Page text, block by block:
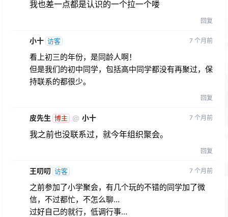
我也差一点都是认识的一个拉一个喽
回复
小十 访客 7 个月前
看上初三的年份，是同龄人啊！
但是我们的初中同学，包括高中同学都没有再聚过，保
持联系的都很少。
回复
皮先生 博主 @ 小十 7 个月前
我之前也没联系过，就今年组织聚会。
回复
王叨叨 访客 7 个月前
之前参加了小学聚会，有几个玩的不错的同学加了微
信，不过都忙，不怎么聊…
过好自己的就行，低调行事…